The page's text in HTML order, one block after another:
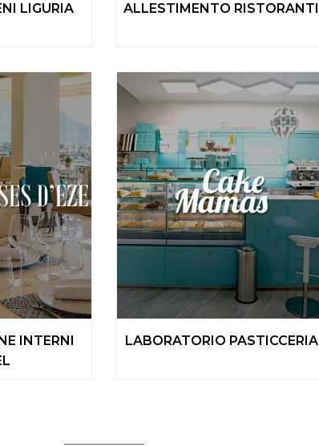
LIGURIA ALLESTIMENTO RISTORANTI
INTERNI
LABORATORIO PASTICCERIA